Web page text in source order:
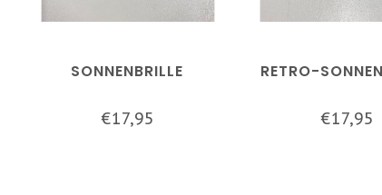
SONNENBRILLE
€17,95
RETRO-
€17,95